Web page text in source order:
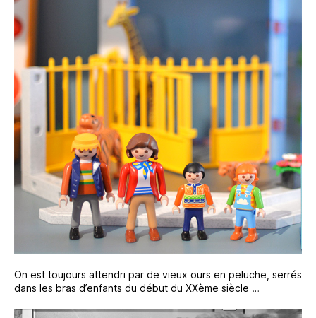
On est toujours attendri par de vieux ours en peluche, serrés
dans les bras d’enfants du début du XXème siècle …